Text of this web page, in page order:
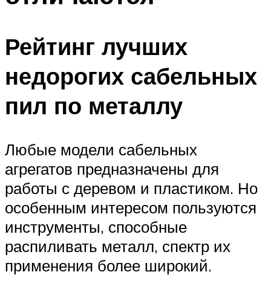
Рейтинг лучших
недорогих сабельных
пил по металлу
Любые модели сабельных
агрегатов предназначены для
работы с деревом и пластиком. Но
особенным интересом пользуются
инструменты, способные
распиливать металл, спектр их
применения более широкий.